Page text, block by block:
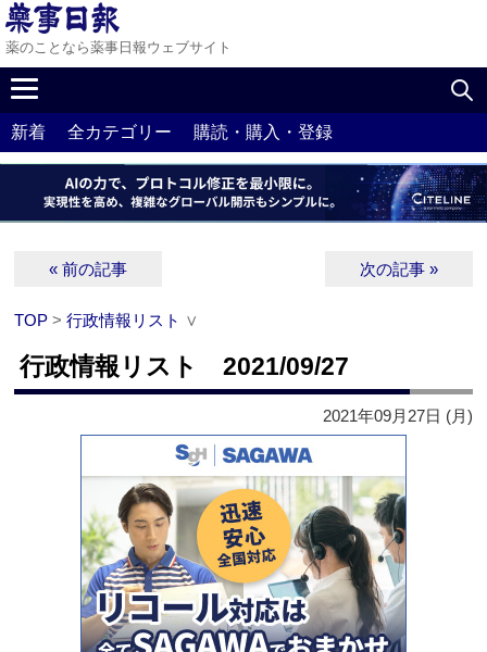
薬のことなら薬事日報ウェブサイト
新着 全カテゴリー 購読・購入・登録
« 前の記事 次の記事 »
TOP >行政情報リスト ∨
行政情報リスト 2021/09/27
2021年09月27日 (月)